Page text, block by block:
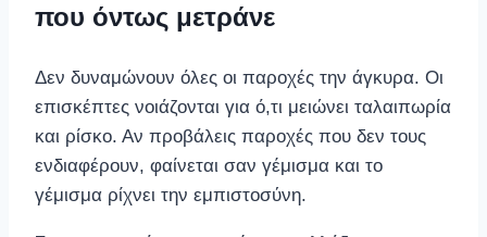
που όντως μετράνε
Δεν δυναμώνουν όλες οι παροχές την άγκυρα. Οι
επισκέπτες νοιάζονται για ό,τι μειώνει ταλαιπωρία
και ρίσκο. Αν προβάλεις παροχές που δεν τους
ενδιαφέρουν, φαίνεται σαν γέμισμα και το
γέμισμα ρίχνει την εμπιστοσύνη.